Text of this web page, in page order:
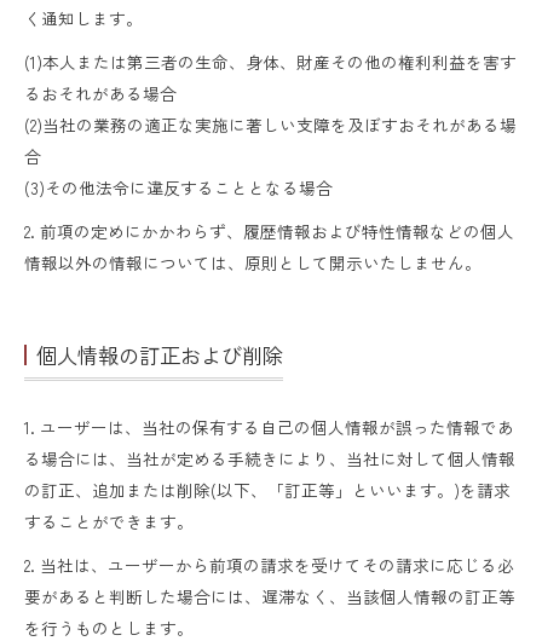
く通知します。
(1)本人または第三者の生命、身体、財産その他の権利利益を害す
るおそれがある場合
(2)当社の業務の適正な実施に著しい支障を及ぼすおそれがある場
合
(3)その他法令に違反することとなる場合
2. 前項の定めにかかわらず、履歴情報および特性情報などの個人
情報以外の情報については、原則として開示いたしません。
個人情報の訂正および削除
1. ユーザーは、当社の保有する自己の個人情報が誤った情報であ
る場合には、当社が定める手続きにより、当社に対して個人情報
の訂正、追加または削除(以下、「訂正等」といいます。)を請求
することができます。
2. 当社は、ユーザーから前項の請求を受けてその請求に応じる必
要があると判断した場合には、遅滞なく、当該個人情報の訂正等
を行うものとします。